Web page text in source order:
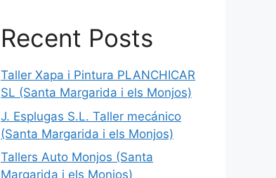
Recent Posts
Taller Xapa i Pintura PLANCHICAR
SL (Santa Margarida i els Monjos)
J. Esplugas S.L. Taller mecánico
(Santa Margarida i els Monjos)
Tallers Auto Monjos (Santa
Margarida i els Monjos)